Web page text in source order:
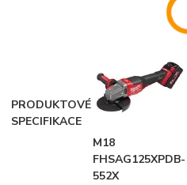
PRODUKTOVÉ
SPECIFIKACE
M18
FHSAG125XPDB-
552X